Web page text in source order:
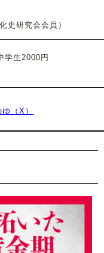
史研究会会員）
学生2000円
（X）